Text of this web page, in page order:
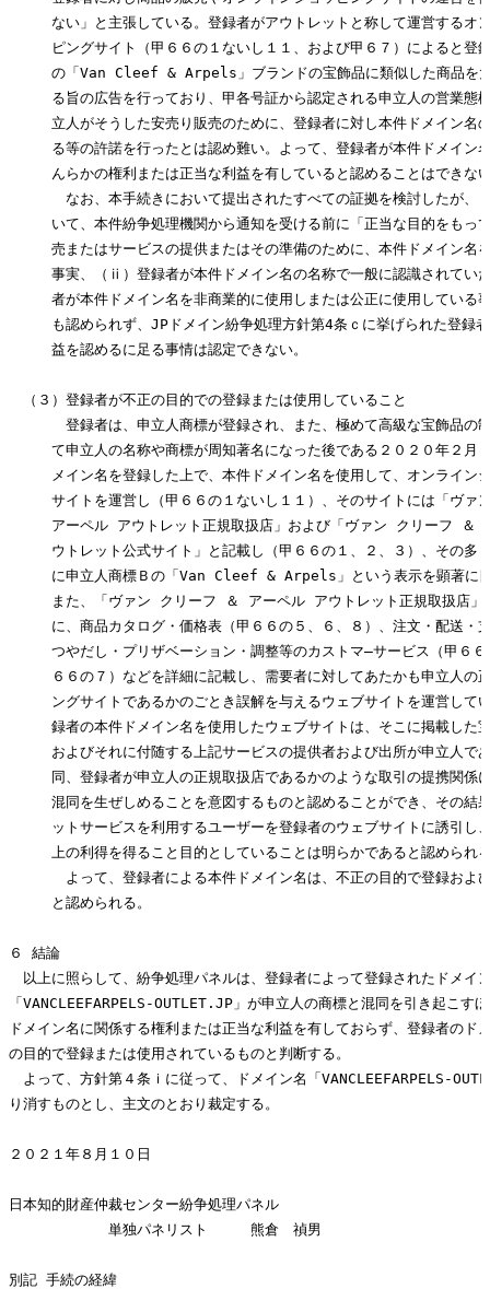
ない」と主張している。登録者がアウトレットと称して運営するオ
ピングサイト（甲６６の１ないし１１、および甲６７）によると登
の「Van Cleef & Arpels」ブランドの宝飾品に類似した商品を大
る旨の広告を行っており、甲各号証から認定される申立人の営業態
立人がそうした安売り販売のために、登録者に対し本件ドメイン名
る等の許諾を行ったとは認め難い。よって、登録者が本件ドメイン
んらかの権利または正当な利益を有していると認めることはできな
なお、本手続きにおいて提出されたすべての証拠を検討したが、
いて、本件紛争処理機関から通知を受ける前に「正当な目的をもっ
売またはサービスの提供またはその準備のために、本件ドメイン名
事実、（ⅱ）登録者が本件ドメイン名の名称で一般に認識されてい
者が本件ドメイン名を非商業的に使用しまたは公正に使用している
も認められず、JPドメイン紛争処理方針第4条ｃに挙げられた登録者
益を認めるに足る事情は認定できない。
（３）登録者が不正の目的での登録または使用していること
登録者は、申立人商標が登録され、また、極めて高級な宝飾品の制
て申立人の名称や商標が周知著名になった後である２０２０年２月
メイン名を登録した上で、本件ドメイン名を使用して、オンライン
サイトを運営し（甲６６の１ないし１１）、そのサイトには「ヴァ
アーペル アウトレット正規取扱店」および「ヴァン クリーフ ＆
ウトレット公式サイト」と記載し（甲６６の１、２、３）、その多
に申立人商標Ｂの「Van Cleef & Arpels」という表示を顕著に目
また、「ヴァン クリーフ ＆ アーペル アウトレット正規取扱店」
に、商品カタログ・価格表（甲６６の５、６、８）、注文・配送・
つやだし・プリザベーション・調整等のカストマ―サービス（甲６６
６６の７）などを詳細に記載し、需要者に対してあたかも申立人の
ングサイトであるかのごとき誤解を与えるウェブサイトを運営して
録者の本件ドメイン名を使用したウェブサイトは、そこに掲載した
およびそれに付随する上記サービスの提供者および出所が申立人で
同、登録者が申立人の正規取扱店であるかのような取引の提携関係
混同を生ぜしめることを意図するものと認めることができ、その結
ットサービスを利用するユーザーを登録者のウェブサイトに誘引し
上の利得を得ること目的としていることは明らかであると認められ
よって、登録者による本件ドメイン名は、不正の目的で登録および
と認められる。
６ 結論
以上に照らして、紛争処理パネルは、登録者によって登録されたドメイ
「VANCLEEFARPELS-OUTLET.JP」が申立人の商標と混同を引き起こす
ドメイン名に関係する権利または正当な利益を有しておらず、登録者のド
の目的で登録または使用されているものと判断する。
よって、方針第４条ｉに従って、ドメイン名「VANCLEEFARPELS-
り消すものとし、主文のとおり裁定する。
２０２１年８月１０日
日本知的財産仲裁センター紛争処理パネル
単独パネリスト　　　熊倉　禎男
別記 手続の経緯